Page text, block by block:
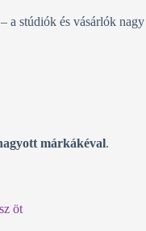
a stúdiók és vásárlók nagy
márkákéval.